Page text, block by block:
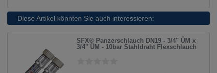
Diese Artikel könnten Sie auch interessieren:
SFX® Panzerschlauch DN19 - 3/4" ÜM x
3/4" ÜM - 10bar Stahldraht Flexschlauch